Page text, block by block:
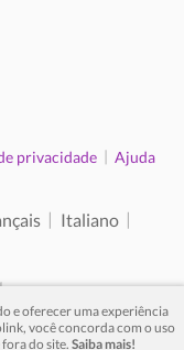
privacidade | Ajuda
| Italiano |
e oferecer uma experiência
você concorda com o uso
do site. Saiba mais!